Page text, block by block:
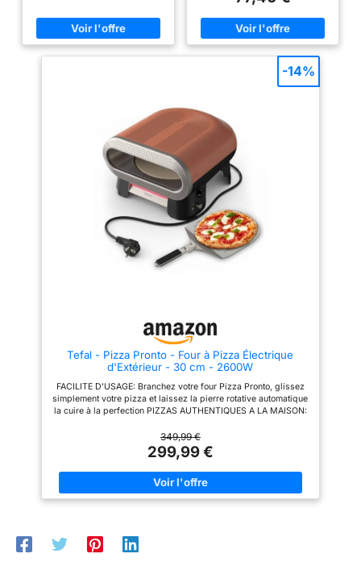
l'Allemagne et
l'Autriche. Design
robuste pour les
amateurs de plein air
: acier inoxydable de
(SS430), galvanisé et
revêtu de poudre,
résistant à la chaleur,
durable et facile à
nettoyer.
programmes automatiques +
mode manuel Cuisson
personnalisée avec options
éléments chauffants pour
obtenir une base croustillante et
une garniture fondante.
Conception compacte de 20
litres avec accès facile Four
sans porte pour insérer et retirer
la pizza facilement. Couvercle
amovible pour un nettoyage
simplifié. Accessoires complets
inclus Livré avec une pierre
réfractaire professionnelle, une
pelle à pizza en aluminium (12")
et un couvercle protecteur.
napolitaine directement chez
vous PIERRE RÉFRACTAIRE :
fabriquée dans un matériau
résistant à de très hautes
réfractaire assure une cuisson
rapide, constante et uniforme
PALETTE EN ACIER
en acier inoxydable, le mini four
électrique Ariete simplifiera vos
préparations; utilisez-les pour
déplacer la pâte crue et cuite
facilement 5 NIVEAUX DE
CUISSON : le thermostat
réglable vous permet de cuire
de délicieuses tartes salées,
des toasts, des panzerotti ou
même de réchauffer les
aliments avant de les servir
PRÊT EN UN SEUL
MOUVEMENT : en seulement 4
Tefal - Pizza Pronto - Four à Pizza Électrique
d'Extérieur - 30 cm - 2600W
FACILITE D'USAGE: Branchez votre four Pizza Pronto, glissez
simplement votre pizza et laissez la pierre rotative automatique
la cuire à la perfection PIZZAS AUTHENTIQUES A LA MAISON:
délicieuses pizzas comme au restaurant CUISSON ULTRA
RAPIDE: Vos pizzas en moins de 3 minutes pour enchaîner les
cuissons et partager de délicieuses pizza party en famille ou
entre amis DES PIZZAS... ET BIEN PLUS: Les 4 niveaux de
température (de 250 à 400 °C) permettent une grande variété
de recettes : pizzas du monde, foccacias, pitas, pains, tartes,
facilement votre pizza de 30cm de diamètre, et vivre la vraie
expérience de pizzaiolo chez vous INSTALLATION FACILE:
349,99 €
299,99 €
-14%